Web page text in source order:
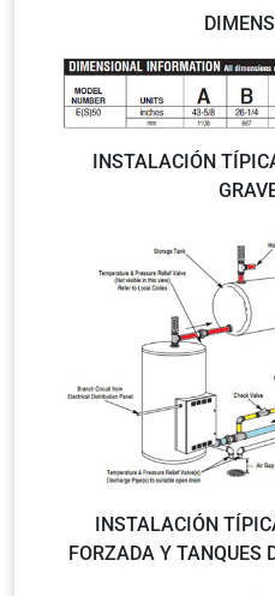
INSTALACIÓN
INSTALACIÓN
FORZADA Y TANQUES